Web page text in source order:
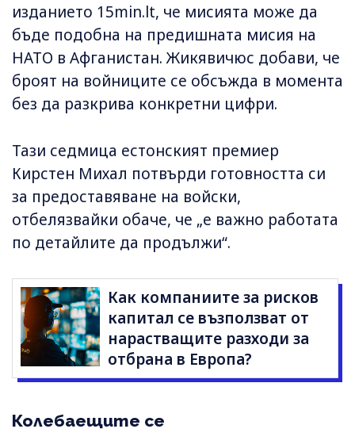
изданието 15min.lt, че мисията може да
бъде подобна на предишната мисия на
НАТО в Афганистан. Жикявичюс добави, че
броят на войниците се обсъжда в момента
без да разкрива конкретни цифри.
Тази седмица естонският премиер
Кирстен Михал потвърди готовността си
за предоставяване на войски,
отбелязвайки обаче, че „е важно работата
по детайлите да продължи“.
Как компаниите за рисков
капитал се възползват от
нарастващите разходи за
отбрана в Европа?
Колебаещите се